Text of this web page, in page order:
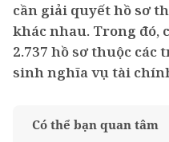
cần giải quyết hồ sơ
khác nhau. Trong đó,
2.737 hồ sơ thuộc
sinh nghĩa vụ tài
Có thể bạn quan tâm